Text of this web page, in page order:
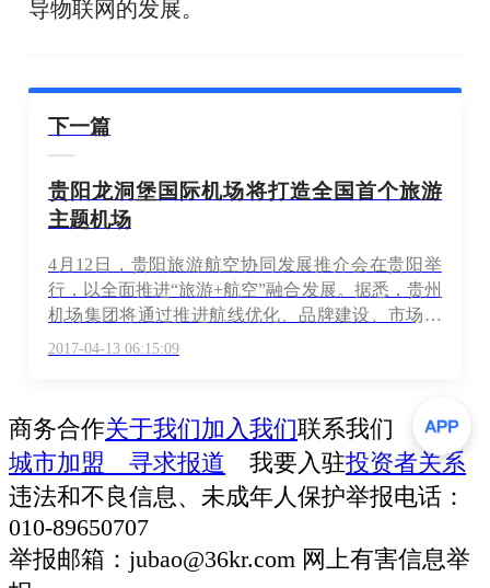
导物联网的发展。
下一篇
贵阳龙洞堡国际机场将打造全国首个旅游
主题机场
4月12日，贵阳旅游航空协同发展推介会在贵阳举
行，以全面推进“旅游+航空”融合发展。据悉，贵州
机场集团将通过推进航线优化、品牌建设、市场拓
展、交通构建和服务提升等举措，将贵阳龙洞堡国
市74个，国际及地区通航城市17个。
2017-04-13 06:15:09
商务合作关于我们加入我们联系我们
城市加盟 寻求报道 我要入驻投资者关系
违法和不良信息、未成年人保护举报电话：
010-89650707
举报邮箱：jubao@36kr.com 网上有害信息举